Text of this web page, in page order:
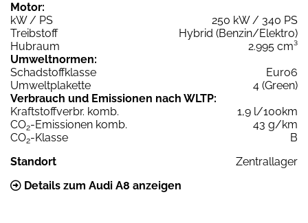
Motor:
kW / PS
250 kW / 340 PS
Treibstoff
Hybrid (Benzin/Elektro)
Hubraum
2.995 cm³
Umweltnormen:
Schadstoffklasse
Euro6
Umweltplakette
4 (Green)
Verbrauch und Emissionen nach WLTP:
Kraftstoffverbr. komb.
1,9 l/100km
CO2-Emissionen komb.
43 g/km
CO2-Klasse
B
Standort
Zentrallager
Details zum Audi A8 anzeigen